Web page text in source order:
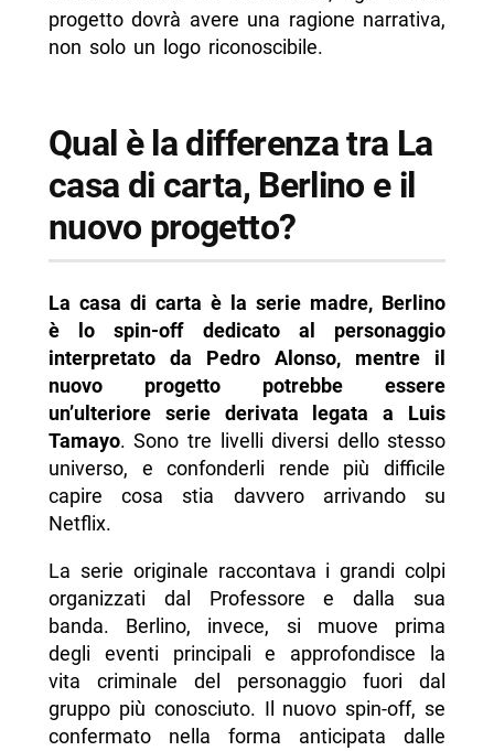
progetto dovrà avere una ragione narrativa,
non solo un logo riconoscibile.
Qual è la differenza tra La
casa di carta, Berlino e il
nuovo progetto?
La casa di carta è la serie madre, Berlino
è lo spin-off dedicato al personaggio
interpretato da Pedro Alonso, mentre il
nuovo progetto potrebbe essere
un’ulteriore serie derivata legata a Luis
Tamayo. Sono tre livelli diversi dello stesso
universo, e confonderli rende più difficile
capire cosa stia davvero arrivando su
Netflix.
La serie originale raccontava i grandi colpi
organizzati dal Professore e dalla sua
banda. Berlino, invece, si muove prima
degli eventi principali e approfondisce la
vita criminale del personaggio fuori dal
gruppo più conosciuto. Il nuovo spin-off, se
confermato nella forma anticipata dalle